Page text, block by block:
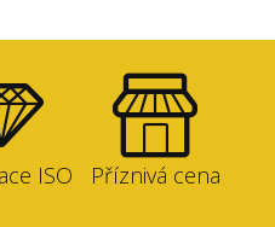
ISO Příznivá cena